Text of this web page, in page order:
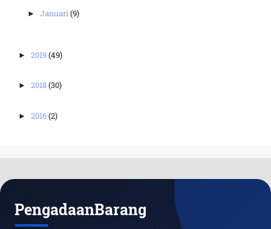
►Januari(9)
► 2019(49)
► 2018(30)
► 2016(2)
PengadaanBarang